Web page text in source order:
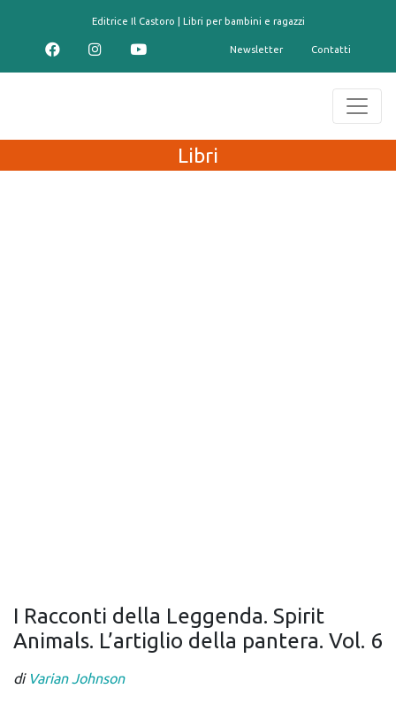
Editrice Il Castoro | Libri per bambini e ragazzi
Newsletter Contatti
Libri
I Racconti della Leggenda. Spirit
Animals. L’artiglio della pantera. Vol. 6
di Varian Johnson